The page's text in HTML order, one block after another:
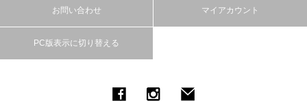
お問い合わせ マイアカウント
PC版表示に切り替える